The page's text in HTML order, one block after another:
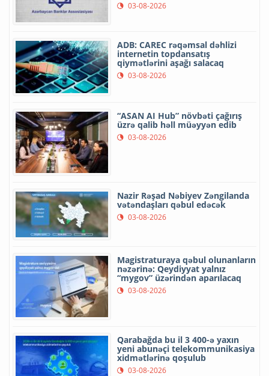
03-08-2026
ADB: CAREC rəqəmsal dəhlizi
internetin topdansatış
qiymətlərini aşağı salacaq
03-08-2026
“ASAN AI Hub” növbəti çağırış
üzrə qalib həll müəyyən edib
03-08-2026
Nazir Rəşad Nəbiyev Zəngilanda
vətəndaşları qəbul edəcək
03-08-2026
Magistraturaya qəbul olunanların
nəzərinə: Qeydiyyat yalnız
“mygov” üzərindən aparılacaq
03-08-2026
Qarabağda bu il 3 400-ə yaxın
yeni abunəçi telekommunikasiya
xidmətlərinə qoşulub
03-08-2026